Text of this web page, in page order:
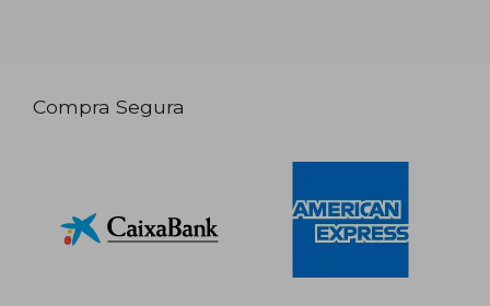
Compra Segura